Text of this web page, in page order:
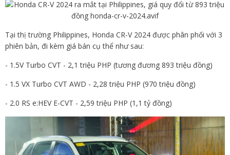
Tại thị trường Philippines, Honda CR-V 2024 được phân phối với 3
phiên bản, đi kèm giá bán cụ thể như sau:
- 1.5V Turbo CVT - 2,1 triệu PHP (tương đương 893 triệu đồng)
- 1.5 VX Turbo CVT AWD - 2,28 triệu PHP (970 triệu đồng)
- 2.0 RS e:HEV E-CVT - 2,59 triệu PHP (1,1 tỷ đồng)